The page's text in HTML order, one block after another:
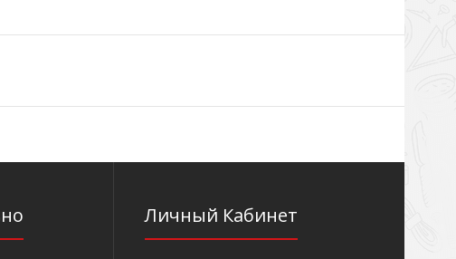
Личный Кабинет